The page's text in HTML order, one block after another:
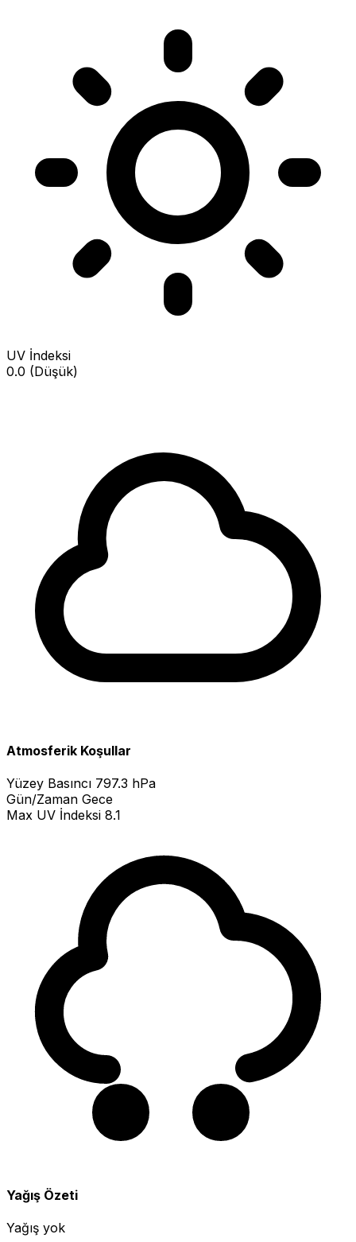
UV İndeksi
0.0 (Düşük)
Atmosferik Koşullar
Yüzey Basıncı 797.3 hPa
Gün/Zaman Gece
Max UV İndeksi 8.1
Yağış Özeti
Yağış yok